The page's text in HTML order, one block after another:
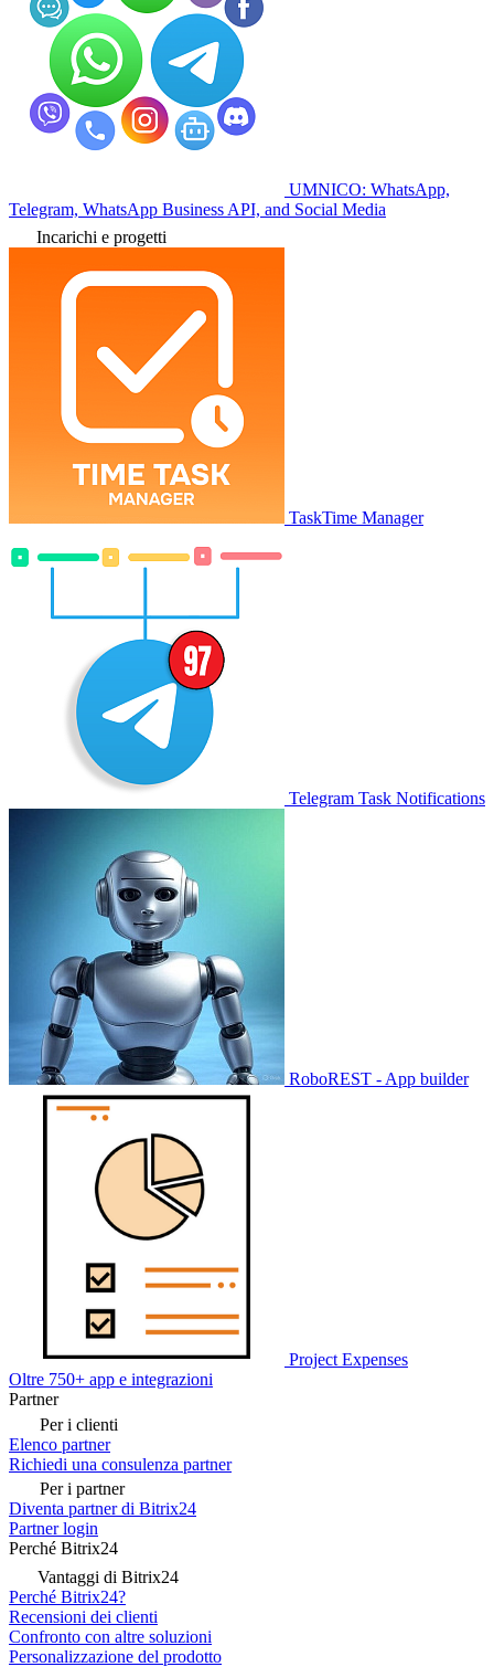
UMNICO: WhatsApp,
Telegram, WhatsApp Business API, and Social Media
Incarichi e progetti
TaskTime Manager
Telegram Task Notifications
RoboREST - App builder
Project Expenses
Oltre 750+ app e integrazioni
Partner
Per i clienti
Elenco partner
Richiedi una consulenza partner
Per i partner
Diventa partner di Bitrix24
Partner login
Perché Bitrix24
Vantaggi di Bitrix24
Perché Bitrix24?
Recensioni dei clienti
Confronto con altre soluzioni
Personalizzazione del prodotto